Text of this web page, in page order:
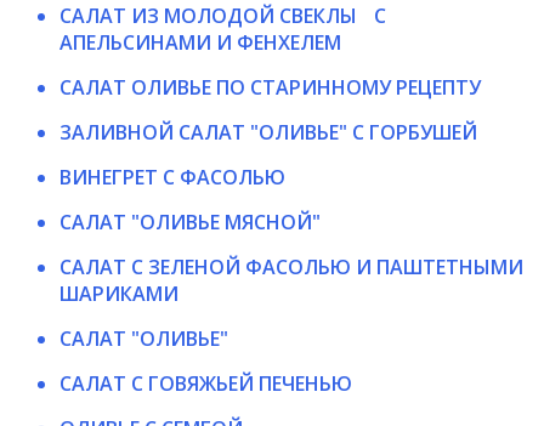
САЛАТ ИЗ МОЛОДОЙ СВЕКЛЫ С
АПЕЛЬСИНАМИ И ФЕНХЕЛЕМ
САЛАТ ОЛИВЬЕ ПО СТАРИННОМУ РЕЦЕПТУ
ЗАЛИВНОЙ САЛАТ "ОЛИВЬЕ" С ГОРБУШЕЙ
ВИНЕГРЕТ С ФАСОЛЬЮ
САЛАТ "OЛИВЬЕ МЯСНОЙ"
САЛАТ С ЗЕЛЕНОЙ ФАСОЛЬЮ И ПАШТЕТНЫМИ
ШАРИКАМИ
САЛАТ "ОЛИВЬЕ"
САЛАТ С ГОВЯЖЬЕЙ ПЕЧЕНЬЮ